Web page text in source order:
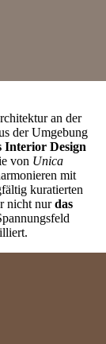
an der
der Umgebung
Interior Design
von Unica
mit
kuratierten
nicht nurdas